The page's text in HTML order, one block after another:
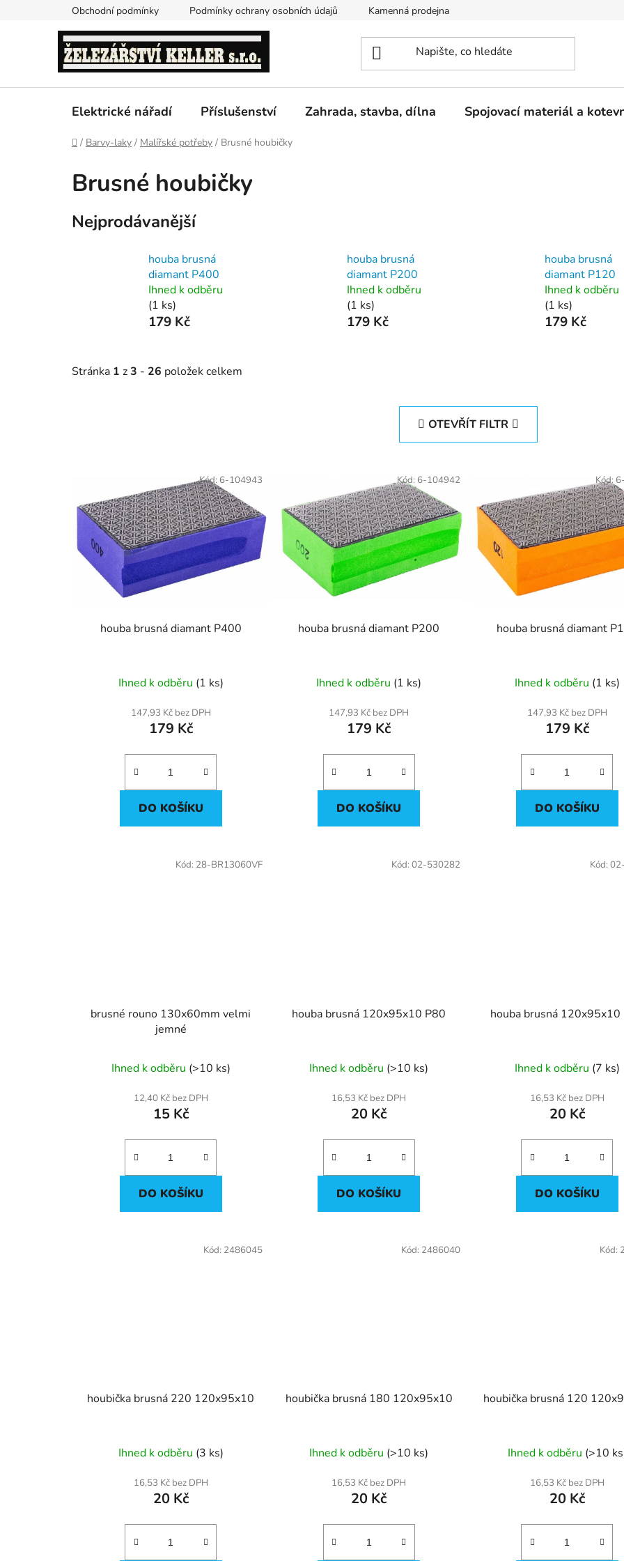
Obchodní podmínky Podmínky ochrany osobních údajů Kamenná prodejna
Elektrické nářadí Příslušenství Zahrada, stavba, dílna Spojovací materiál a
Domů
/ Barvy-laky / Malířské potřeby / Brusné houbičky
Brusné houbičky
Nejprodávanější
houba brusná
diamant P400
Ihned k odběru
(1 ks)
179 Kč
houba brusná
diamant P200
Ihned k odběru
(1 ks)
179 Kč
houba brusná
diamant P120
Ihned k odběru
(1 ks)
179 Kč
Stránka 1 z3 - 26 položek celkem
OTEVŘÍT FILTR
p
p
houba brusná diamant P400
Ihned k odběru (1 ks)
147,93 Kč bez DPH
179 Kč
DO KOŠÍKU
Kód: 6-104943
houba brusná diamant P200
Ihned k odběru (1 ks)
147,93 Kč bez DPH
179 Kč
DO KOŠÍKU
Kód: 6-104942
houba brusná diamant
Ihned k odběru (1 ks)
147,93 Kč bez DPH
179 Kč
DO KOŠÍKU
Kód:
brusné rouno 130x60mm velmi
jemné
Ihned k odběru (>10 ks)
12,40 Kč bez DPH
15 Kč
DO KOŠÍKU
Kód: 28-BR13060VF
houba brusná 120x95x10 P80
Ihned k odběru (>10 ks)
16,53 Kč bez DPH
20 Kč
DO KOŠÍKU
Kód: 02-530282
Ihned k odběru (7 ks)
16,53 Kč bez DPH
20 Kč
DO KOŠÍKU
Kód:
houbička brusná 220 120x95x10
Ihned k odběru (3 ks)
16,53 Kč bez DPH
20 Kč
Kód: 2486045
houbička brusná 180 120x95x10
Ihned k odběru (>10 ks)
16,53 Kč bez DPH
20 Kč
Kód: 2486040
houbička brusná 120
Ihned k odběru (>10
16,53 Kč bez DPH
20 Kč
Kód: